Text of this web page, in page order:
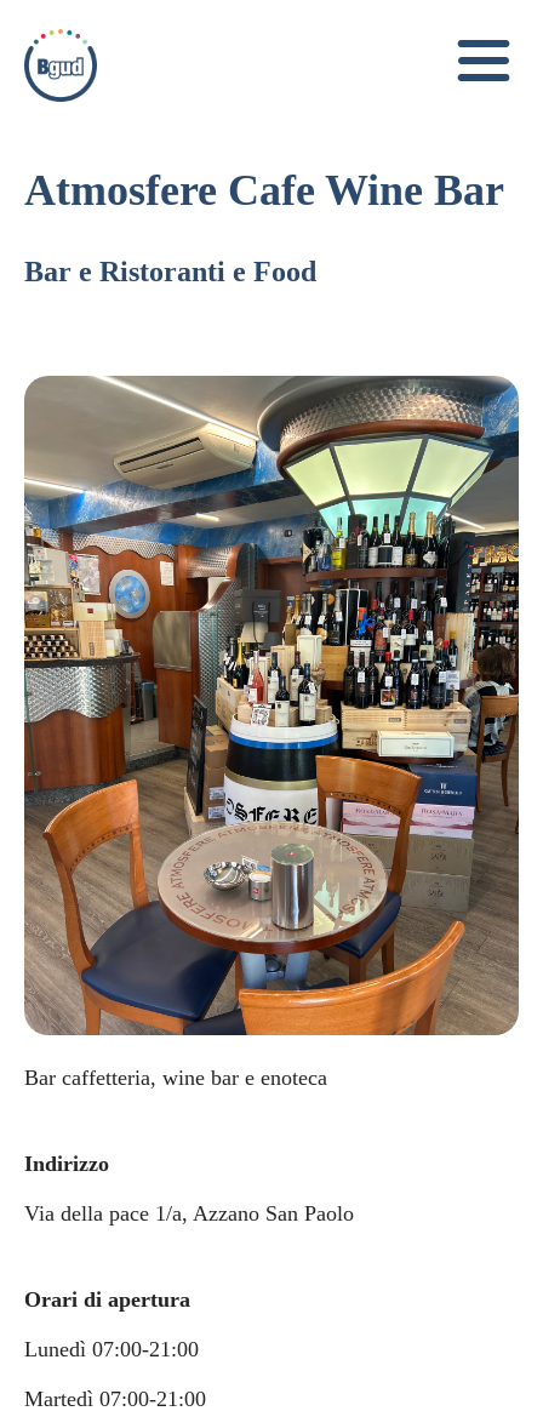
Bar caffetteria, wine bar e enoteca
Indirizzo
Via della pace 1/a, Azzano San Paolo
Orari di apertura
Lunedì 07:00-21:00
Martedì 07:00-21:00
Atmosfere Cafe Wine Bar
Bar e Ristoranti e Food